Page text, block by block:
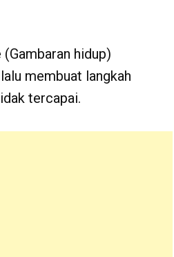
hidup)
membuat langkah
tercapai.